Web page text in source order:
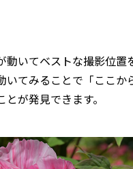
動いてベストな撮影位
いてみることで「ここ
が発見できます。